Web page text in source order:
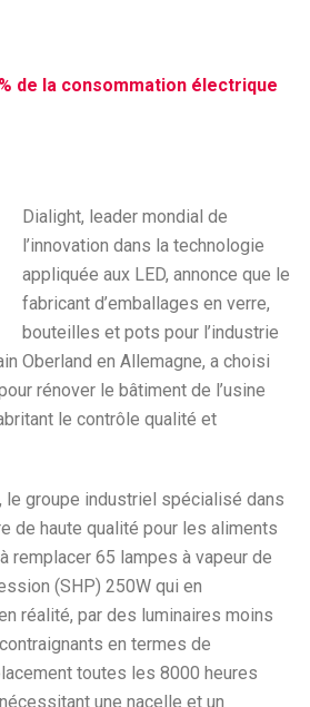
de la consommation électrique
Dialight, leader mondial de
l’innovation dans la technologie
appliquée aux LED, annonce que le
fabricant d’emballages en verre,
bouteilles et pots pour l’industrie
Oberland en Allemagne, a choisi
rénover le bâtiment de l’usine
le contrôle qualité et
le groupe industriel spécialisé dans
de haute qualité pour les aliments
remplacer 65 lampes à vapeur de
(SHP) 250W qui en
réalité, par des luminaires moins
en termes de
toutes les 8000 heures
une nacelle et un